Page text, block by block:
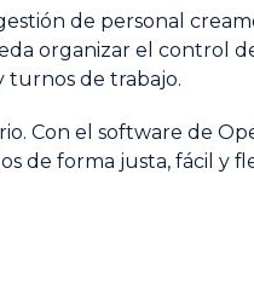
de personal
organizar el control
turnos de trabajo.
Con el software de
de forma justa, fácil y